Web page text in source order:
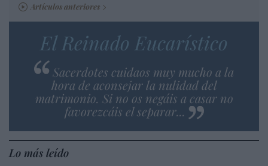
Artículos anteriores
El Reinado Eucarístico
Sacerdotes cuidaos muy mucho a la
hora de aconsejar la nulidad del
matrimonio. Si no os negáis a casar no
favorezcáis el separar...
Lo más leído